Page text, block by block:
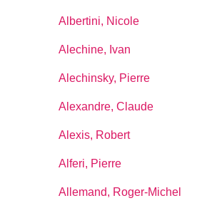
Albertini, Nicole
Alechine, Ivan
Alechinsky, Pierre
Alexandre, Claude
Alexis, Robert
Alferi, Pierre
Allemand, Roger-Michel